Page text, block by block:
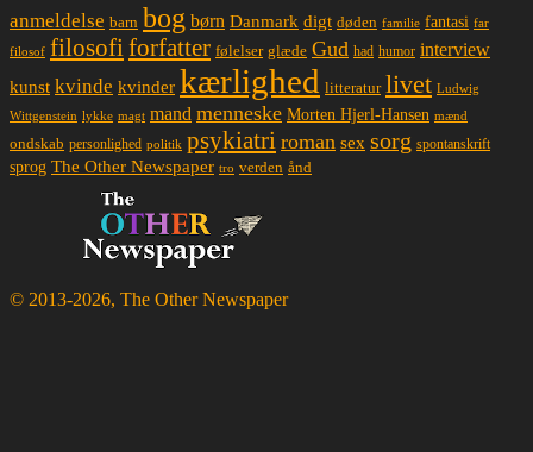
anmeldelse barn bog børn Danmark digt døden familie fantasi far
filosof filosofi forfatter følelser glæde Gud had humor interview
kunst kvinde kvinder kærlighed litteratur livet Ludwig
Wittgenstein lykke magt mand menneske Morten Hjerl-Hansen mænd
ondskab personlighed politik psykiatri roman sex sorg spontanskrift
sprog The Other Newspaper tro verden ånd
© 2013-2026, The Other Newspaper